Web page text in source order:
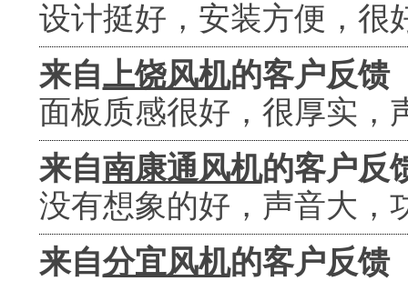
设计挺好，安装方便，很
来自上饶风机的客户反馈
面板质感很好，很厚实，
来自南康通风机的客户反
没有想象的好，声音大，
来自分宜风机的客户反馈